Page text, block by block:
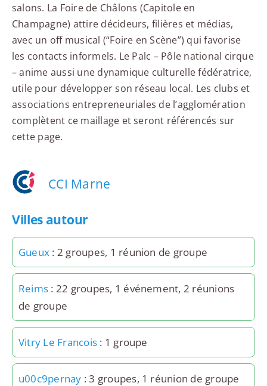
salons. La Foire de Châlons (Capitole en
Champagne) attire décideurs, filières et médias,
avec un off musical (“Foire en Scène”) qui favorise
les contacts informels. Le Palc – Pôle national cirque
– anime aussi une dynamique culturelle fédératrice,
utile pour développer son réseau local. Les clubs et
associations entrepreneuriales de l’agglomération
complètent ce maillage et seront référencés sur
cette page.
CCI Marne
Villes autour
Gueux : 2 groupes, 1 réunion de groupe
Reims : 22 groupes, 1 événement, 2 réunions
de groupe
Vitry Le Francois : 1 groupe
u00c9pernay : 3 groupes, 1 réunion de groupe